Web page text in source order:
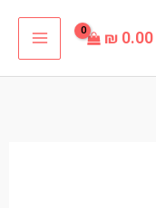
₪ 0.00